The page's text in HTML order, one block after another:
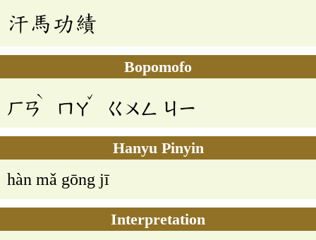
汗馬功績
Bopomofo
ㄏㄢ
ˋ
ㄇㄚ
ˇ
ㄍㄨㄥ ㄐㄧ
Hanyu Pinyin
hàn mǎ gōng jī
Interpretation